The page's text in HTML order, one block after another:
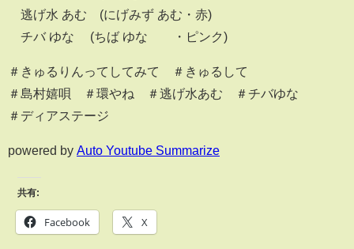
逃げ水 あむ (にげみず あむ・赤)
チバ ゆな (ちば ゆな ・ピンク)
＃きゅるりんってしてみて ＃きゅるして
＃島村嬉唄 ＃環やね ＃逃げ水あむ ＃チバゆな
＃ディアステージ
powered by Auto Youtube Summarize
共有:
Facebook X